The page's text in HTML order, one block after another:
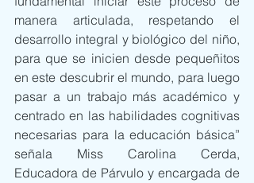
manera articulada, respetando el
desarrollo integral y biológico del niño,
para que se inicien desde pequeñitos
en este descubrir el mundo, para luego
pasar a un trabajo más académico y
centrado en las habilidades cognitivas
necesarias para la educación básica”
señala Miss Carolina Cerda,
Educadora de Párvulo y encargada de